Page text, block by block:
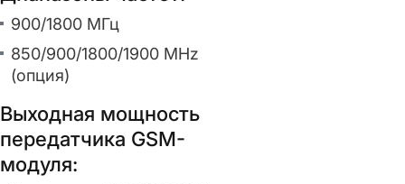
900/1800 МГц
850/900/1800/1900 MHz
(опция)
Выходная мощность
передатчика GSM-
модуля: